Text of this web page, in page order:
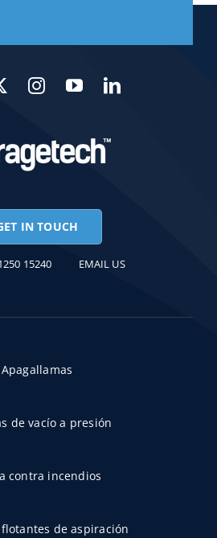
IN TOUCH
Apagallamas
de vacío a presión
contra incendios
de aspiración
15240 EMAIL US